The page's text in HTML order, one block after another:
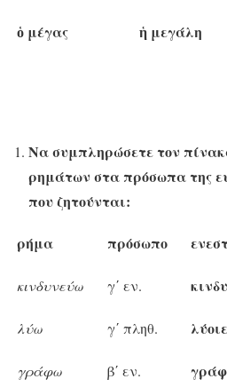
ὁ μέγας ἡ μεγάλη
Να συμπληρώσετε τον
ρημάτων στα πρόσωπα της
που ζητούνται:
ρήμα πρόσωπο
κινδυνεύω γ΄ εν.
λύω γ΄ πληθ.
γράφω β΄ εν.